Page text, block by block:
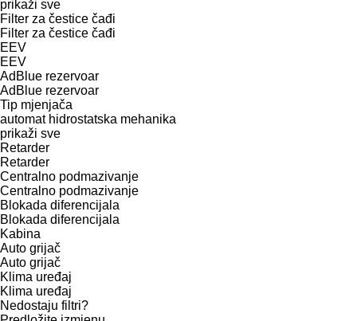
prikaži sve
Filter za čestice čađi
Filter za čestice čađi
EEV
EEV
AdBlue rezervoar
AdBlue rezervoar
Tip mјenjača
automat hidrostatska mehanika
prikaži sve
Retarder
Retarder
Centralno podmazivanje
Centralno podmazivanje
Blokada diferencijala
Blokada diferencijala
Kabina
Auto grijač
Auto grijač
Klima uređaj
Klima uređaj
Nedostaju filtri?